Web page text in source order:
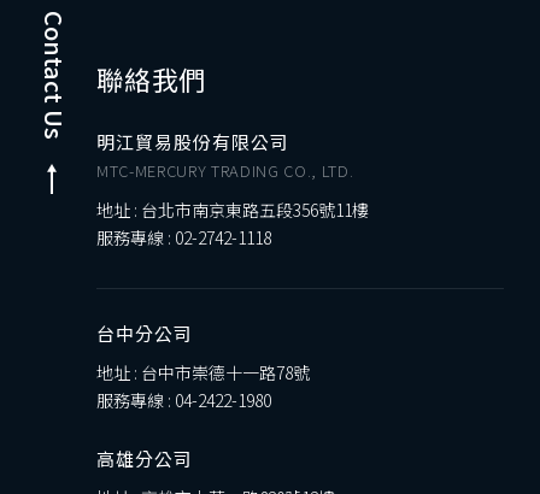
Contact Us 聯絡我們
明江貿易股份有限公司
MTC-MERCURY TRADING CO., LTD.
地址 : 台北市南京東路五段356號11樓
服務專線 : 02-2742-1118
台中分公司
地址 : 台中市崇德十一路78號
服務專線 : 04-2422-1980
高雄分公司